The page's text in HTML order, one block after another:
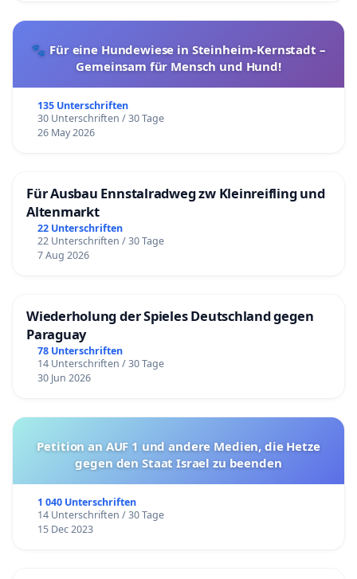
🐾 Für eine Hundewiese in Steinheim-Kernstadt –
Gemeinsam für Mensch und Hund!
135 Unterschriften
30 Unterschriften / 30 Tage
26 May 2026
Für Ausbau Ennstalradweg zw Kleinreifling und
Altenmarkt
22 Unterschriften
22 Unterschriften / 30 Tage
7 Aug 2026
Wiederholung der Spieles Deutschland gegen
Paraguay
78 Unterschriften
14 Unterschriften / 30 Tage
30 Jun 2026
Petition an AUF 1 und andere Medien, die Hetze
gegen den Staat Israel zu beenden
1 040 Unterschriften
14 Unterschriften / 30 Tage
15 Dec 2023